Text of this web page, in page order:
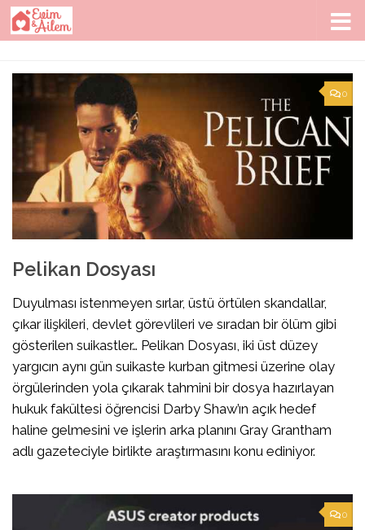
Skip to content
0
Pelikan Dosyası
Duyulması istenmeyen sırlar, üstü örtülen skandallar,
çıkar ilişkileri, devlet görevlileri ve sıradan bir ölüm gibi
gösterilen suikastler… Pelikan Dosyası, iki üst düzey
yargıcın aynı gün suikaste kurban gitmesi üzerine olay
örgülerinden yola çıkarak tahmini bir dosya hazırlayan
hukuk fakültesi öğrencisi Darby Shaw’ın açık hedef
haline gelmesini ve işlerin arka planını Gray Grantham
adlı gazeteciyle birlikte araştırmasını konu ediniyor.
0